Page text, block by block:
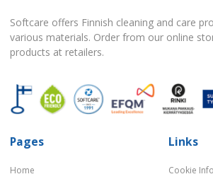
Softcare offers Finnish cleaning and care
various materials. Order from our online
products at retailers.
Pages
Home
Links
Cookie